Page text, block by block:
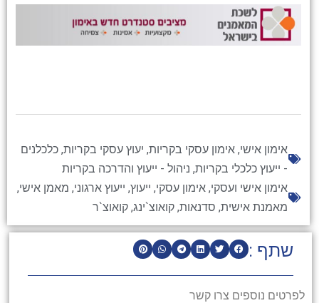
שתף :
לפרטים נוספים צרו קשר
אימון אישי, אימון עסקי בקריות, יעוץ עסקי בקריות, כלכלנים
- ייעוץ כלכלי בקריות, ניהול - ייעוץ והדרכה בקריות
אימון אישי ועסקי, אימון עסקי, ייעוץ, ייעוץ ארגוני, מאמן אישי,
מאמנת אישית, סדנאות, קואוצ`ינג, קואוצ`ר